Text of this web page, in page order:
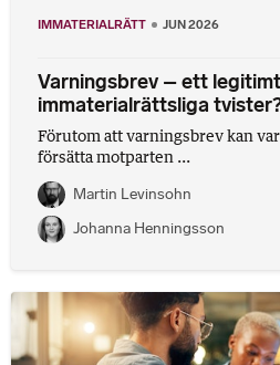
IMMATERIALRÄTT JUN 2026
Varningsbrev – ett
immaterialrättsliga
Förutom att varningsbrev kan
försätta motparten ...
Martin Levinsohn
Johanna Henningsson